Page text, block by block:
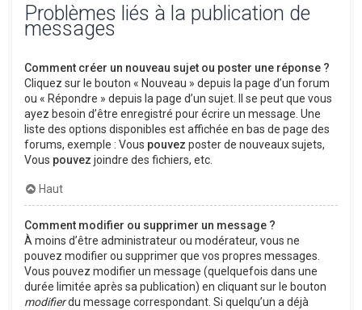
Problèmes liés à la publication de
messages
Comment créer un nouveau sujet ou poster une réponse ?
Cliquez sur le bouton « Nouveau » depuis la page d’un forum
ou « Répondre » depuis la page d’un sujet. Il se peut que vous
ayez besoin d’être enregistré pour écrire un message. Une
liste des options disponibles est affichée en bas de page des
forums, exemple : Vous pouvez poster de nouveaux sujets,
Vous pouvez joindre des fichiers, etc.
Haut
Comment modifier ou supprimer un message ?
À moins d’être administrateur ou modérateur, vous ne
pouvez modifier ou supprimer que vos propres messages.
Vous pouvez modifier un message (quelquefois dans une
durée limitée après sa publication) en cliquant sur le bouton
modifierdu message correspondant. Si quelqu’un a déjà